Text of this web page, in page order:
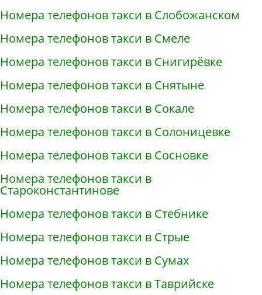
Номера телефонов такси в Слобожанском
Номера телефонов такси в Смеле
Номера телефонов такси в Снигирёвке
Номера телефонов такси в Снятыне
Номера телефонов такси в Сокале
Номера телефонов такси в Солоницевке
Номера телефонов такси в Сосновке
Номера телефонов такси в
Староконстантинове
Номера телефонов такси в Стебнике
Номера телефонов такси в Стрые
Номера телефонов такси в Сумах
Номера телефонов такси в Таврийске